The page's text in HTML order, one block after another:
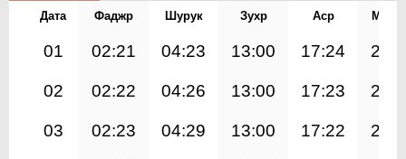
Дата Фаджр Шурук Зухр Аср
01 02:21 04:23 13:00 17:24
02 02:22 04:26 13:00 17:23
03 02:23 04:29 13:00 17:22